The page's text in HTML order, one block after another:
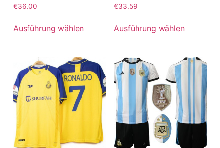
Bewertet
mit
€36.00
Ausführung wählen
Bewertet
mit
€33.59
Ausführung wählen